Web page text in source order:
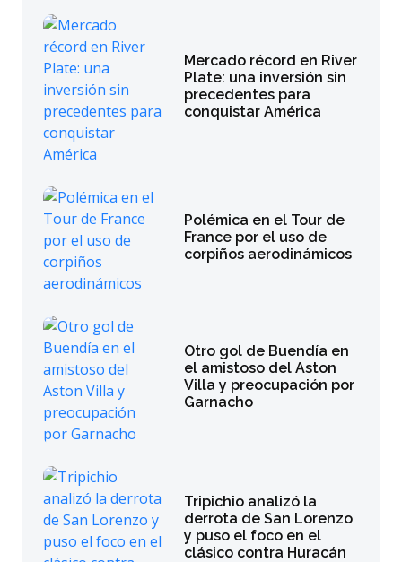
Mercado récord en River
Plate: una inversión sin
precedentes para
conquistar América
Polémica en el Tour de
France por el uso de
corpiños aerodinámicos
Otro gol de Buendía en
el amistoso del Aston
Villa y preocupación por
Garnacho
Tripichio analizó la
derrota de San Lorenzo
y puso el foco en el
clásico contra Huracán